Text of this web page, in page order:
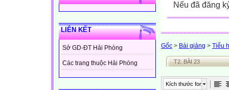
LIÊN KẾT
Sở GD-ĐT Hải Phòng
Các trang thuộc Hải Phòng
Nếu đã đăng
Gốc > Bài giảng > Tiểu
T2. BÀI 23
Kích thước font